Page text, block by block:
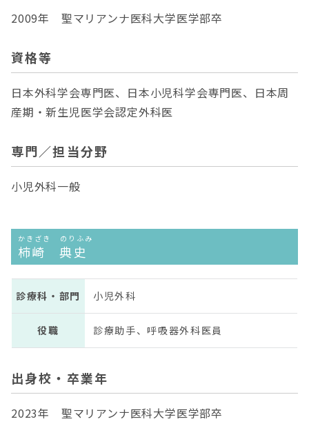
2009年 聖マリアンナ医科大学医学部卒
資格等
日本外科学会専門医、日本小児科学会専門医、日本周
産期・新生児医学会認定外科医
専門／担当分野
小児外科一般
かきざき のりふみ
柿崎 典史
診療科・部門 小児外科
役職 診療助手、呼吸器外科医員
出身校・卒業年
2023年 聖マリアンナ医科大学医学部卒